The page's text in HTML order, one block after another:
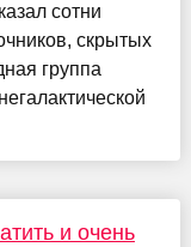
сотни
скрытых
группа
и очень